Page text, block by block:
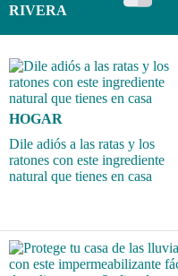
RIVERA
HOGAR
Dile adiós a las ratas y los
ratones con este ingrediente
natural que tienes en casa